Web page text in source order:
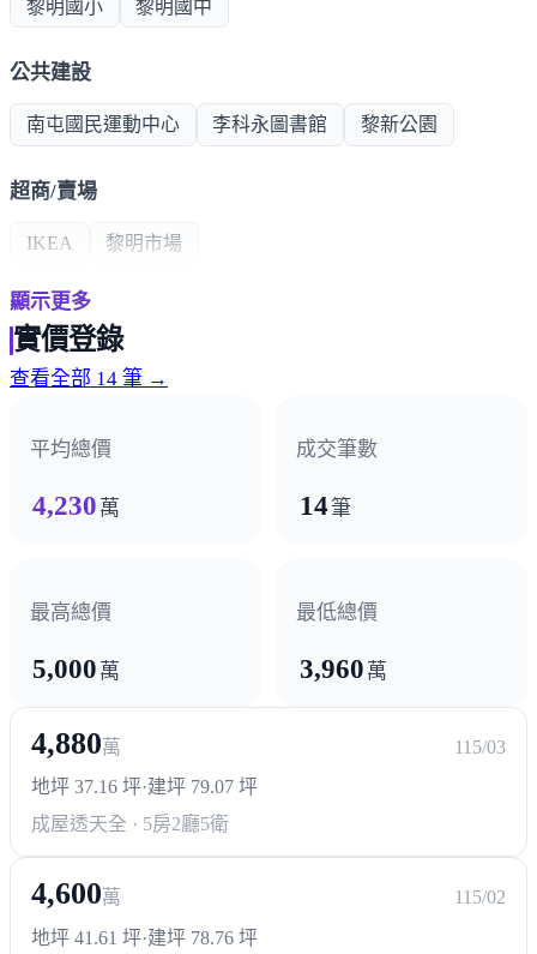
黎明國小 黎明國中
公共建設
南屯國民運動中心 李科永圖書館 黎新公園
超商/賣場
IKEA 黎明市場
熱門商圈
顯示更多
實價登錄
查看全部 14 筆 →
平均總價
4,230 萬
成交筆數
14筆
最高總價
5,000 萬
最低總價
3,960 萬
4,880萬
115/03
地坪 37.16 坪·建坪 79.07 坪
成屋透天全 · 5房2廳5衛
4,600萬
115/02
地坪 41.61 坪·建坪 78.76 坪